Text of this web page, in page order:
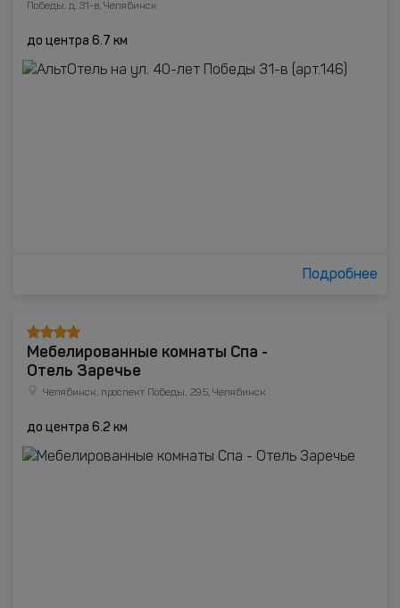
Победы, д. 31-в, Челябинск
до центра 6.7 км
Подробнее
Мебелированные комнаты Спа -
Отель Заречье
Челябинск, проспект Победы, 295, Челябинск
до центра 6.2 км